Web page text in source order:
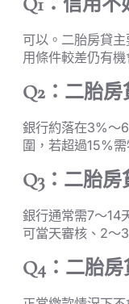
可以。二胎房貸
用條件較差仍有機
Q2：二胎
銀行約落在3%～
圍，若超過15%
Q3：二胎
銀行通常需7～14
可當天審核、2～
Q4：二胎